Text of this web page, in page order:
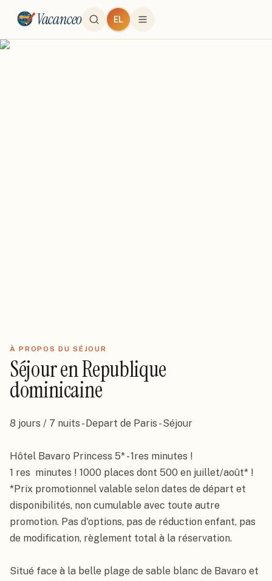
Vacanceo EL
Séjour 2jours Republique dominicaine 4★
Hôtel Bavaro Princess 5* -
1res minutes !
Punta Cana, Republique dominicaine
À PROPOS DU SÉJOUR
SéjourenRepublique
dominicaine
8 jours / 7 nuits - Depart de Paris - Séjour
Hôtel Bavaro Princess 5* - 1res minutes !
1 res  minutes ! 1000 places dont 500 en juillet/août* !
*Prix promotionnel valable selon dates de départ et
disponibilités, non cumulable avec toute autre
promotion. Pas d'options, pas de réduction enfant, pas
de modification, règlement total à la réservation.
Situé face à la belle plage de sable blanc de Bavaro et